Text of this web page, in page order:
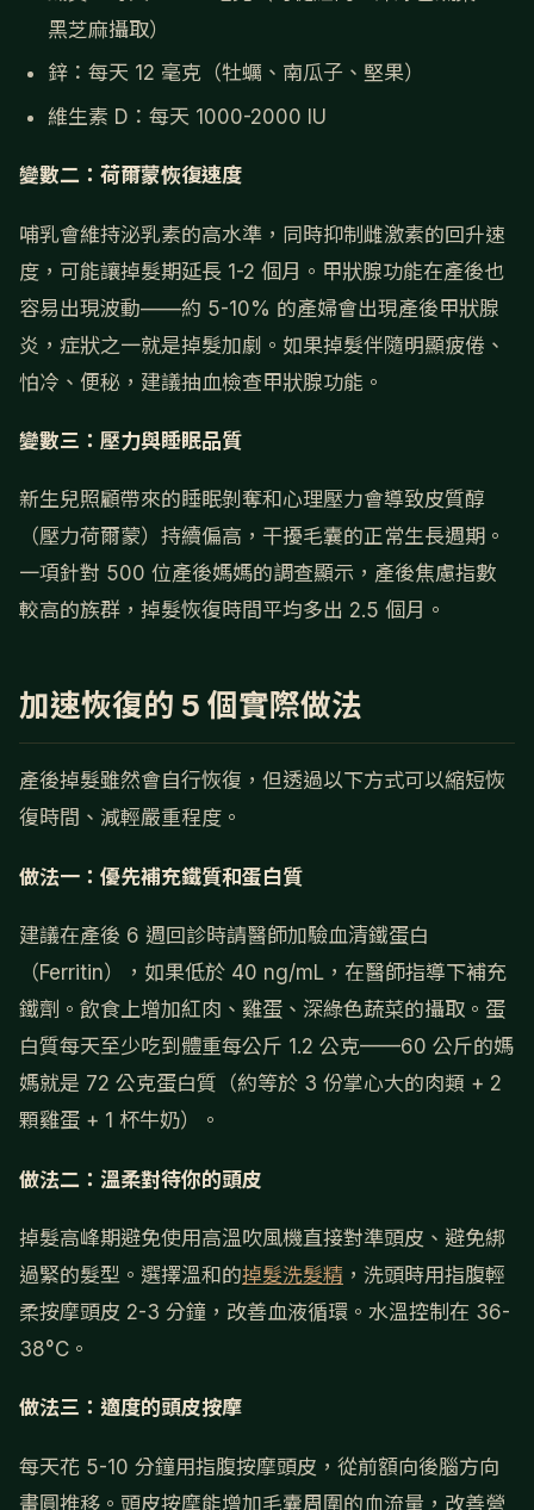
黑芝麻攝取）
鋅：每天 12 毫克（牡蠣、南瓜子、堅果）
維生素 D：每天 1000-2000 IU
變數二：荷爾蒙恢復速度
哺乳會維持泌乳素的高水準，同時抑制雌激素的回升速
度，可能讓掉髮期延長 1-2 個月。甲狀腺功能在產後也
容易出現波動——約 5-10% 的產婦會出現產後甲狀腺
炎，症狀之一就是掉髮加劇。如果掉髮伴隨明顯疲倦、
怕冷、便秘，建議抽血檢查甲狀腺功能。
變數三：壓力與睡眠品質
新生兒照顧帶來的睡眠剝奪和心理壓力會導致皮質醇
（壓力荷爾蒙）持續偏高，干擾毛囊的正常生長週期。
一項針對 500 位產後媽媽的調查顯示，產後焦慮指數
較高的族群，掉髮恢復時間平均多出 2.5 個月。
加速恢復的 5 個實際做法
產後掉髮雖然會自行恢復，但透過以下方式可以縮短恢
復時間、減輕嚴重程度。
做法一：優先補充鐵質和蛋白質
建議在產後 6 週回診時請醫師加驗血清鐵蛋白
（Ferritin），如果低於 40 ng/mL，在醫師指導下補充
鐵劑。飲食上增加紅肉、雞蛋、深綠色蔬菜的攝取。蛋
白質每天至少吃到體重每公斤 1.2 公克——60 公斤的媽
媽就是 72 公克蛋白質（約等於 3 份掌心大的肉類 + 2
顆雞蛋 + 1 杯牛奶）。
做法二：溫柔對待你的頭皮
掉髮高峰期避免使用高溫吹風機直接對準頭皮、避免綁
過緊的髮型。選擇溫和的掉髮洗髮精 ，洗頭時用指腹輕
柔按摩頭皮 2-3 分鐘，改善血液循環。水溫控制在 36-
38°C。
做法三：適度的頭皮按摩
每天花 5-10 分鐘用指腹按摩頭皮，從前額向後腦方向
畫圓推移。頭皮按摩能增加毛囊周圍的血流量，改善營